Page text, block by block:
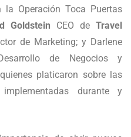
Operación Toca Puertas
Goldstein CEO de Travel
de Marketing; y Darlene
de Negocios y
platicaron sobre las
durante y